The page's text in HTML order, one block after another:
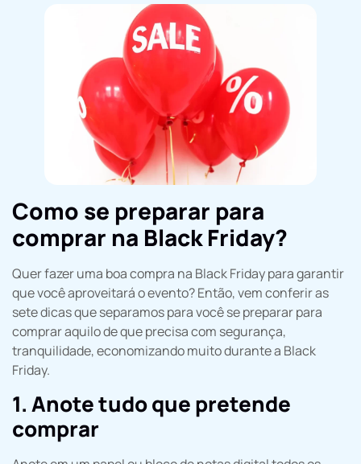
Como se preparar para
comprar na Black Friday?
Quer fazer uma boa compra na Black Friday para garantir
que você aproveitará o evento? Então, vem conferir as
sete dicas que separamos para você se preparar para
comprar aquilo de que precisa com segurança,
tranquilidade, economizando muito durante a Black
Friday.
1. Anote tudo que pretende
comprar